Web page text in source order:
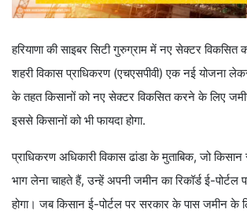
हरियाणा की साइबर सिटी गुरुग्राम में नए सेक्टर विकसित
शहरी विकास प्राधिकरण (एचएसपीवी) एक नई योजना
के तहत किसानों को नए सेक्टर विकसित करने के लिए
इससे किसानों को भी फायदा होगा.
प्राधिकरण अधिकारी विकास ढांडा के मुताबिक, जो
भाग लेना चाहते हैं, उन्हें अपनी जमीन का रिकॉर्ड ई-
होगा। जब किसान ई-पोर्टल पर सरकार के पास जमीन के